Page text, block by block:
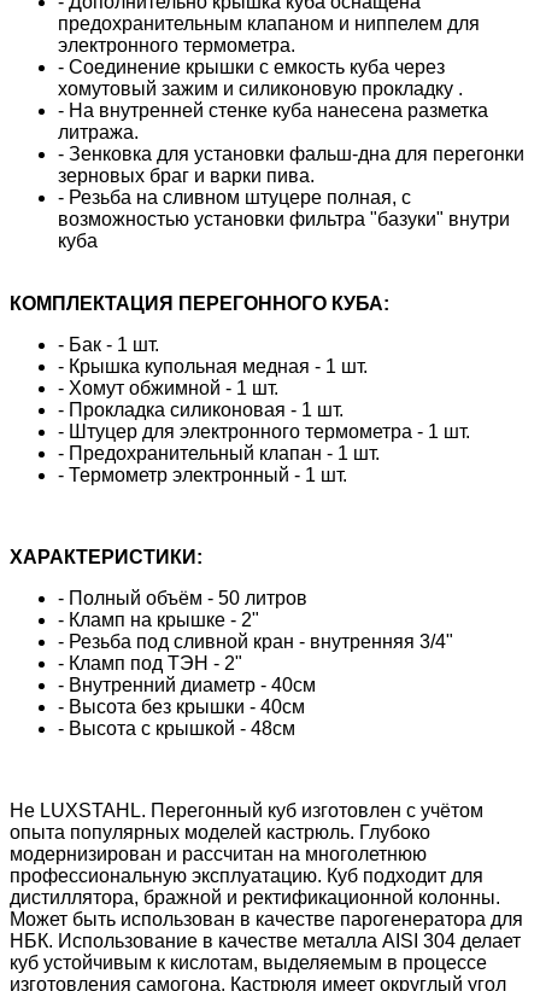
предохранительным клапаном и ниппелем для
электронного термометра.
- Соединение крышки с емкость куба через
хомутовый зажим и силиконовую прокладку .
- На внутренней стенке куба нанесена разметка
литража.
- Зенковка для установки фальш-дна для перегонки
зерновых браг и варки пива.
- Резьба на сливном штуцере полная, с
возможностью установки фильтра "базуки" внутри
куба
КОМПЛЕКТАЦИЯ ПЕРЕГОННОГО КУБА:
- Бак - 1 шт.
- Крышка купольная медная - 1 шт.
- Хомут обжимной - 1 шт.
- Прокладка силиконовая - 1 шт.
- Штуцер для электронного термометра - 1 шт.
- Предохранительный клапан - 1 шт.
- Термометр электронный - 1 шт.
ХАРАКТЕРИСТИКИ:
- Полный объём - 50 литров
- Кламп на крышке - 2"
- Резьба под сливной кран - внутренняя 3/4"
- Кламп под ТЭН - 2"
- Внутренний диаметр - 40см
- Высота без крышки - 40см
- Высота с крышкой - 48см
Не LUXSTAHL. Перегонный куб изготовлен с учётом
опыта популярных моделей кастрюль. Глубоко
модернизирован и рассчитан на многолетнюю
профессиональную эксплуатацию. Куб подходит для
дистиллятора, бражной и ректификационной колонны.
Может быть использован в качестве парогенератора для
НБК. Использование в качестве металла AISI 304 делает
куб устойчивым к кислотам, выделяемым в процессе
изготовления самогона. Кастрюля имеет округлый угол